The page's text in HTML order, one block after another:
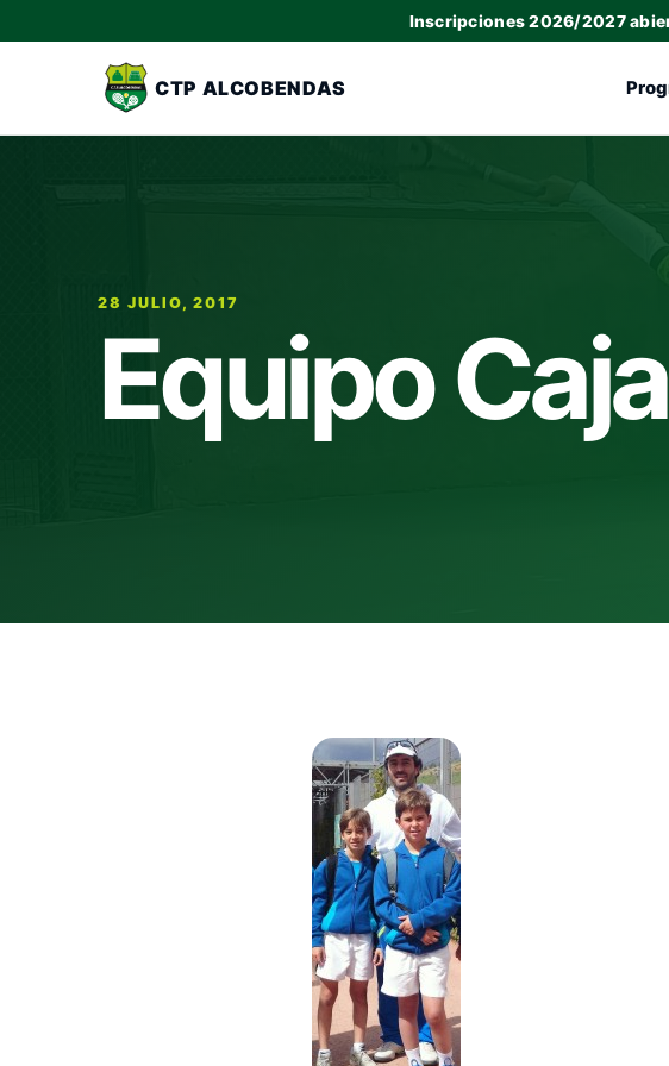
Inscripciones 2026/2027
CTP ALCOBENDAS
28 JULIO, 2017
Equipo Caja